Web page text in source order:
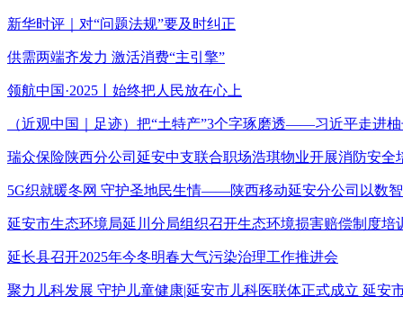
新华时评｜对“问题法规”要及时纠正
供需两端齐发力 激活消费“主引擎”
领航中国·2025丨始终把人民放在心上
（近观中国｜足迹）把“土特产”3个字琢磨透——习近平走进
瑞众保险陕西分公司延安中支联合职场浩琪物业开展消防安全
5G织就暖冬网 守护圣地民生情——陕西移动延安分公司以数
延安市生态环境局延川分局组织召开生态环境损害赔偿制度培
延长县召开2025年今冬明春大气污染治理工作推进会
聚力儿科发展 守护儿童健康|延安市儿科医联体正式成立 延安